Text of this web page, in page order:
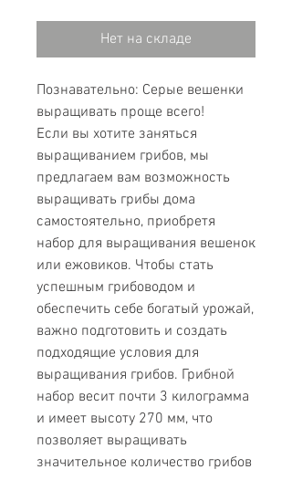
Нет на складе
Познавательно: Серые вешенки
выращивать проще всего!
Если вы хотите заняться
выращиванием грибов, мы
предлагаем вам возможность
выращивать грибы дома
самостоятельно, приобретя
набор для выращивания вешенок
или ежовиков. Чтобы стать
успешным грибоводом и
обеспечить себе богатый урожай,
важно подготовить и создать
подходящие условия для
выращивания грибов. Грибной
набор весит почти 3 килограмма
и имеет высоту 270 мм, что
позволяет выращивать
значительное количество грибов